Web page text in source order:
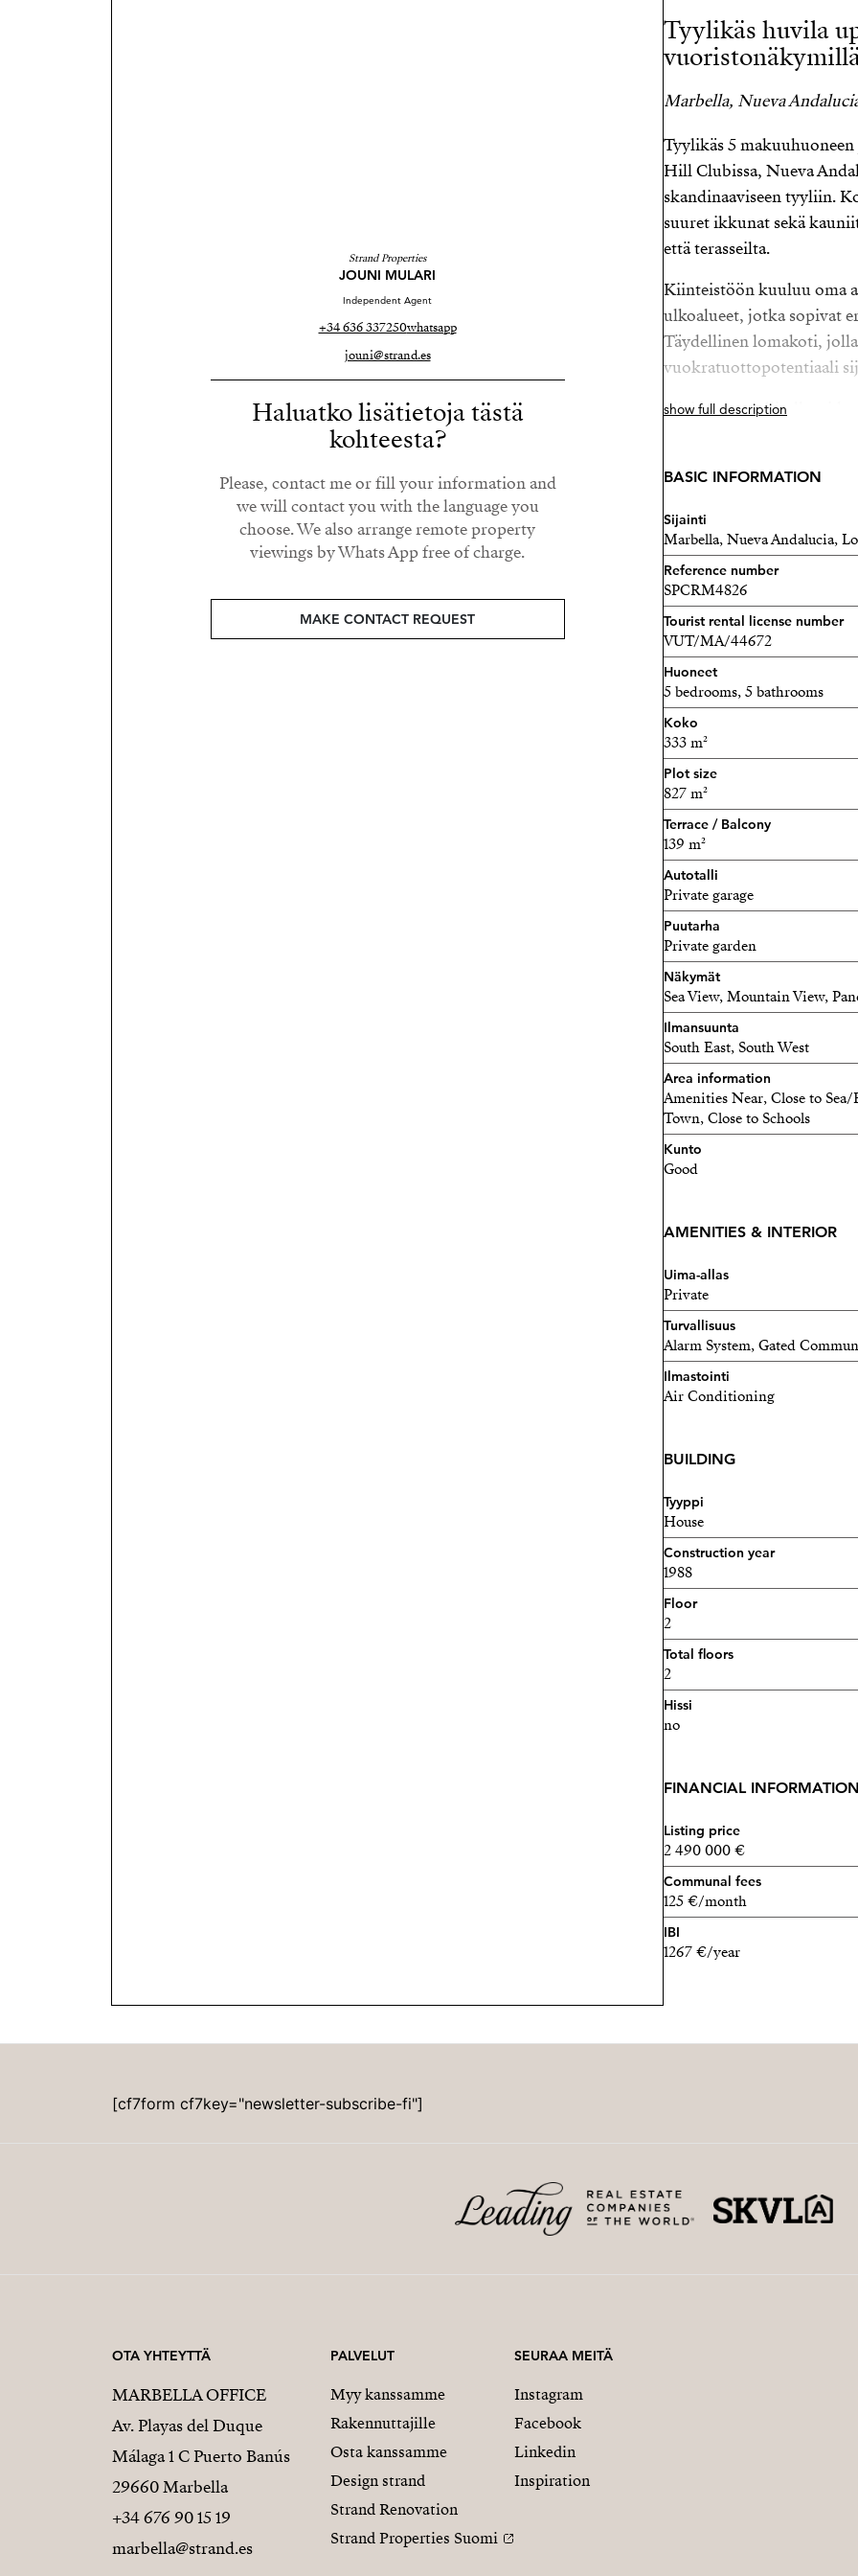
Strand Properties
JOUNI MULARI
Independent Agent
+34 636 337250whatsapp
jouni@strand.es
Haluatko lisätietoja tästä
kohteesta?
Please, contact me or fill your information and
we will contact you with the language you
choose. We also arrange remote property
viewings by Whats App free of charge.
MAKE CONTACT REQUEST
Tyylikäs huvila
Marbella, Nueva
Tyylikäs 5
Hill Clubissa, Nueva
skandinaaviseen tyyliin.
suuret ikkunat sekä
että terasseilta.
Kiinteistöön kuuluu oma
ulkoalueet, jotka sopivat
Täydellinen lomakoti,
vuokratuottopotentiaali
Sijaitsee turvallisella,
yhden Marbellan
show full description
BASIC INFORMATION
Sijainti
Marbella, Nueva Andalucia,
Reference number
SPCRM4826
Tourist rental license number
VUT/MA/44672
Huoneet
5 bedrooms, 5 bathrooms
Koko
333 m²
Plot size
827 m²
Terrace / Balcony
139 m²
Autotalli
Private garage
Puutarha
Private garden
Näkymät
Sea View, Mountain View,
Ilmansuunta
South East, South West
Area information
Amenities Near, Close to Sea/
Town, Close to Schools
Kunto
Good
AMENITIES & INTERIOR
Uima-allas
Private
Turvallisuus
Alarm System, Gated
Ilmastointi
Air Conditioning
BUILDING
Tyyppi
House
Construction year
1988
Floor
2
Total floors
2
Hissi
no
FINANCIAL
Listing price
2 490 000 €
Communal fees
125 €/month
IBI
1267 €/year
[cf7form cf7key="newsletter-subscribe-fi"]
OTA YHTEYTTÄ
MARBELLA OFFICE
Av. Playas del Duque
Málaga 1 C Puerto Banús
29660 Marbella
+34 676 90 15 19
marbella@strand.es
PALVELUT
Myy kanssamme
Rakennuttajille
Osta kanssamme
Design strand
Strand Renovation
Strand Properties Suomi
SEURAA MEITÄ
Instagram
Facebook
Linkedin
Inspiration